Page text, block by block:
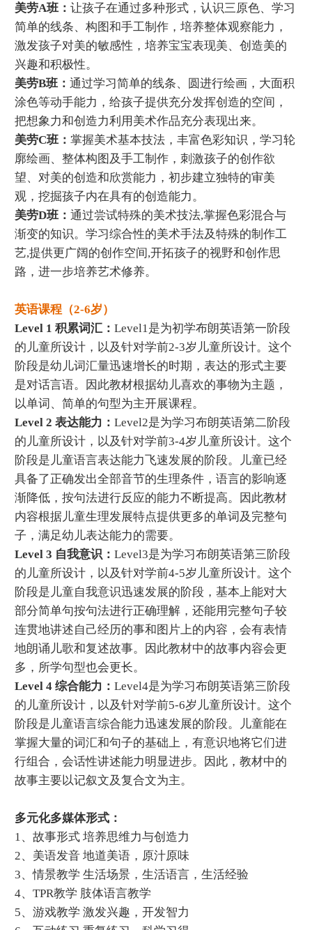
美劳A班： 让孩子在通过多种形式，认识三原色、学习
简单的线条、构图和手工制作，培养整体观察能力，
激发孩子对美的敏感性，培养宝宝表现美、创造美的
兴趣和积极性。
美劳B班： 通过学习简单的线条、圆进行绘画，大面积
涂色等动手能力，给孩子提供充分发挥创造的空间，
把想象力和创造力利用美术作品充分表现出来。
美劳C班： 掌握美术基本技法，丰富色彩知识，学习轮
廓绘画、整体构图及手工制作，刺激孩子的创作欲
望、对美的创造和欣赏能力，初步建立独特的审美
观，挖掘孩子内在具有的创造能力。
美劳D班： 通过尝试特殊的美术技法,掌握色彩混合与
渐变的知识。学习综合性的美术手法及特殊的制作工
艺,提供更广阔的创作空间,开拓孩子的视野和创作思
路，进一步培养艺术修养。
英语课程（2-6岁）
Level 1 积累词汇： Level1是为初学布朗英语第一阶段
的儿童所设计，以及针对学前2-3岁儿童所设计。这个
阶段是幼儿词汇量迅速增长的时期，表达的形式主要
是对话言语。因此教材根据幼儿喜欢的事物为主题，
以单词、简单的句型为主开展课程。
Level 2 表达能力： Level2是为学习布朗英语第二阶段
的儿童所设计，以及针对学前3-4岁儿童所设计。这个
阶段是儿童语言表达能力飞速发展的阶段。儿童已经
具备了正确发出全部音节的生理条件，语言的影响逐
渐降低，按句法进行反应的能力不断提高。因此教材
内容根据儿童生理发展特点提供更多的单词及完整句
子，满足幼儿表达能力的需要。
Level 3 自我意识： Level3是为学习布朗英语第三阶段
的儿童所设计，以及针对学前4-5岁儿童所设计。这个
阶段是儿童自我意识迅速发展的阶段，基本上能对大
部分简单句按句法进行正确理解，还能用完整句子较
连贯地讲述自己经历的事和图片上的内容，会有表情
地朗诵儿歌和复述故事。因此教材中的故事内容会更
多，所学句型也会更长。
Level 4 综合能力： Level4是为学习布朗英语第三阶段
的儿童所设计，以及针对学前5-6岁儿童所设计。这个
阶段是儿童语言综合能力迅速发展的阶段。儿童能在
掌握大量的词汇和句子的基础上，有意识地将它们进
行组合，会话性讲述能力明显进步。因此，教材中的
故事主要以记叙文及复合文为主。
多元化多媒体形式：
1、故事形式 培养思维力与创造力
2、美语发音 地道美语，原汁原味
3、情景教学 生活场景，生活语言，生活经验
4、TPR教学 肢体语言教学
5、游戏教学 激发兴趣，开发智力